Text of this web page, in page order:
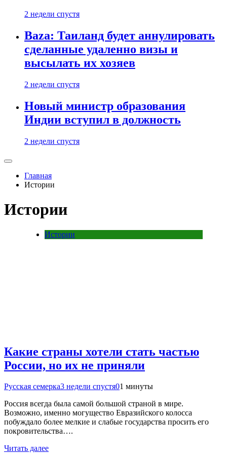
2 недели спустя
Baza: Таиланд будет аннулировать
сделанные удаленно визы и
высылать их хозяев
2 недели спустя
Новый министр образования
Индии вступил в должность
2 недели спустя
Главная
Истории
Истории
Истории
Какие страны хотели стать частью
России, но их не приняли
Русская семерка3 недели спустя01 минуты
Россия всегда была самой большой страной в мире.
Возможно, именно могущество Евразийского колосса
побуждало более мелкие и слабые государства просить его
покровительства….
Читать далее